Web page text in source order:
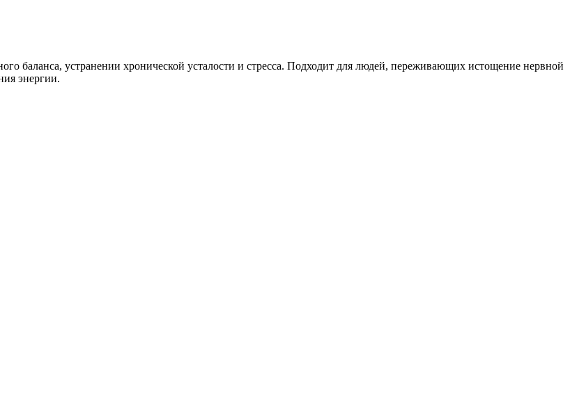
баланса, устранении хронической усталости и стресса. Подходит для людей, переживающих истощение нервной
энергии.